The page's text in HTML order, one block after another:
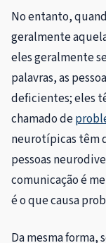
No entanto,
geralmente
eles geralmente
palavras, as
deficientes; eles
chamado de
neurotípicas têm
pessoas
comunicação é
é o que causa
Da mesma forma,